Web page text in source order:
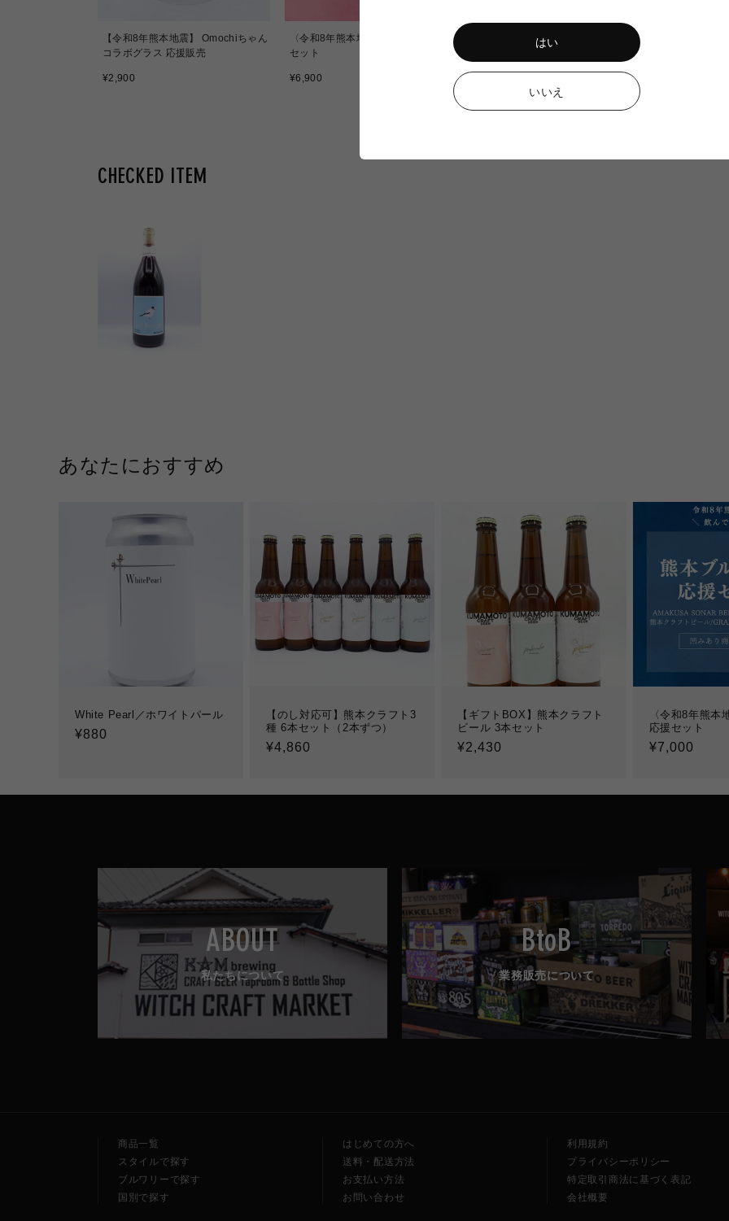
【令和8年熊本地震】 Omochiちゃん
コラボグラス 応援販売
通
¥2,900
〈令和8年熊本地震〉ミード2本 応援
セット
通
¥6,900
〈令和8年熊本地震〉WITCH OF
通
CHECKED ITEM
あなたにおすすめ
White Pearl／ホワイトパール
通
¥880
【のし対応可】熊本クラフト3
種 6本セット（2本ずつ）
通
¥4,860
【ギフトBOX】熊本クラフト
ビール 3本セット
通
¥2,430
〈令和8年熊本
応援セット
通
¥7,000
はい
いいえ
ABOUT
私たちについて
BtoB
業務販売について
商品一覧
スタイルで探す
ブルワリーで探す
国別で探す
はじめての方へ
送料・配送方法
お支払い方法
お問い合わせ
利用規約
プライバシーポリシー
特定取引商法に基づく表記
会社概要